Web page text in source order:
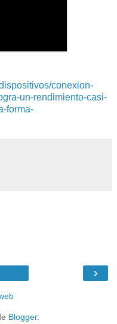
conexion-
un-rendimiento-casi-
forma-
›
Blogger.